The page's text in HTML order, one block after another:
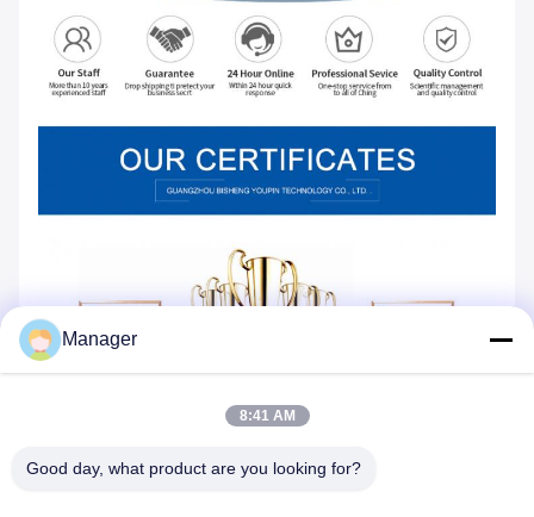
Manager
8:41 AM
Good day, what product are you looking for?